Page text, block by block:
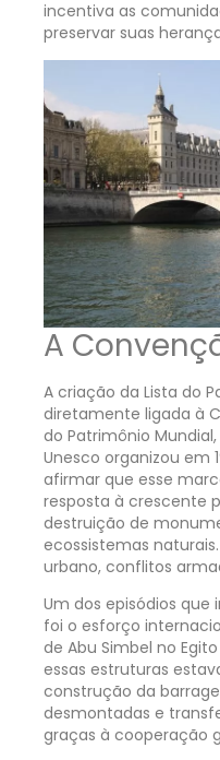
incentiva as
preservar suas
A
A criação da Lista do
diretamente ligada à
do Patrimônio
Unesco organizou em
afirmar que esse
resposta à crescente
destruição de
ecossistemas
urbano, conflitos
Um dos episódios que
foi o esforço
de Abu Simbel no
essas estruturas
construção da
desmontadas e
graças à cooperação